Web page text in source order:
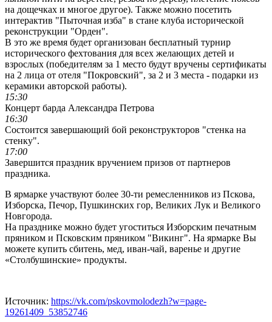
на дощечках и многое другое). Также можно посетить
интерактив "Пыточная изба" в стане клуба исторической
реконструкции "Орден".
В это же время будет организован бесплатный турнир
исторического фехтования для всех желающих детей и
взрослых (победителям за 1 место будут вручены сертификаты
на 2 лица от отеля "Покровский", за 2 и 3 места - подарки из
керамики авторской работы).
15:30
Концерт барда Александра Петрова
16:30
Состоится завершающий бой реконструкторов "стенка на
стенку".
17:00
Завершится праздник вручением призов от партнеров
праздника.
В ярмарке участвуют более 30-ти ремесленников из Пскова,
Изборска, Печор, Пушкинских гор, Великих Лук и Великого
Новгорода.
На празднике можно будет угоститься Изборским печатным
пряником и Псковским пряником "Викинг". На ярмарке Вы
можете купить сбитень, мед, иван-чай, варенье и другие
«Столбушинские» продукты.
Источник: https://vk.com/pskovmolodezh?w=page-
19261409_53852746